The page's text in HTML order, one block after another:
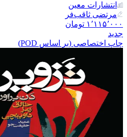
انتشارات معین
مرتضی ثاقب‌فر
۱٬۱۱۵٬۰۰۰ تومان
جدید
چاپ اختصاصی (بر اساس POD)